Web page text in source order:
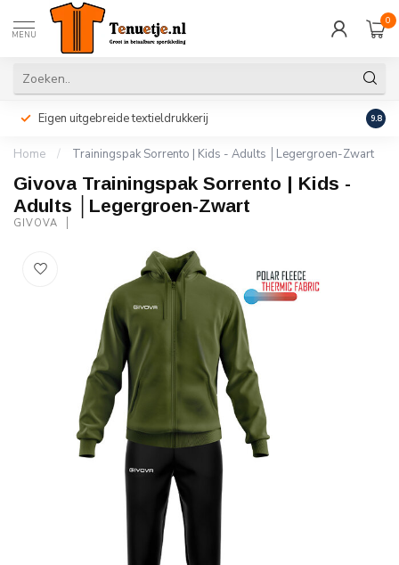
MENU
0
Eigen uitgebreide textieldrukkerij 9.8
Home / Trainingspak Sorrento | Kids - Adults │Legergroen-Zwart
Givova Trainingspak Sorrento | Kids -
Adults │Legergroen-Zwart
GIVOVA